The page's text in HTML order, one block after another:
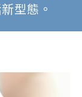
型態。